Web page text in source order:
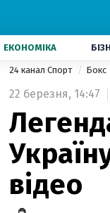
ЕКОНОМІКА
24 канал Спорт Бокс
22 березня, 14:47
відео